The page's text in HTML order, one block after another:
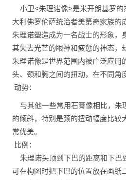
小卫<朱理诺像>是米开朗基罗的
大利佛罗伦萨统治者美第奇家族的
朱理诺塑造成为一名战士的形象，
其失去光芒的眼神和疲惫的神态，
朱理诺像是世界范围内被广泛应用
头、颈和胸之间的扭动，在不同角
动势：
与其他一些常用石膏像相比，朱
的倾斜，特别是颈的扭动幅度比较
常优美。
比例：
朱理诺头顶到下巴的距离和下巴
可在构图时把下巴的位置放在画纸